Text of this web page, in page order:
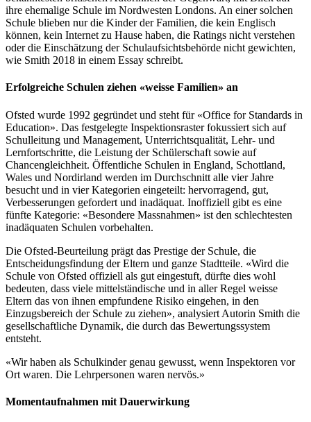
ihre ehemalige Schule im Nordwesten Londons. An einer solchen
Schule blieben nur die Kinder der Familien, die kein Englisch
können, kein Internet zu Hause haben, die Ratings nicht verstehen
oder die Einschätzung der Schulaufsichtsbehörde nicht gewichten,
wie Smith 2018 in einem Essay schreibt.
Erfolgreiche Schulen ziehen «weisse Familien» an
Ofsted wurde 1992 gegründet und steht für «Office for Standards in
Education». Das festgelegte Inspektionsraster fokussiert sich auf
Schulleitung und Management, Unterrichtsqualität, Lehr- und
Lernfortschritte, die Leistung der Schülerschaft sowie auf
Chancengleichheit. Öffentliche Schulen in England, Schottland,
Wales und Nordirland werden im Durchschnitt alle vier Jahre
besucht und in vier Kategorien eingeteilt: hervorragend, gut,
Verbesserungen gefordert und inadäquat. Inoffiziell gibt es eine
fünfte Kategorie: «Besondere Massnahmen» ist den schlechtesten
inadäquaten Schulen vorbehalten.
Die Ofsted-Beurteilung prägt das Prestige der Schule, die
Entscheidungsfindung der Eltern und ganze Stadtteile. «Wird die
Schule von Ofsted offiziell als gut eingestuft, dürfte dies wohl
bedeuten, dass viele mittelständische und in aller Regel weisse
Eltern das von ihnen empfundene Risiko eingehen, in den
Einzugsbereich der Schule zu ziehen», analysiert Autorin Smith die
gesellschaftliche Dynamik, die durch das Bewertungssystem
entsteht.
«Wir haben als Schulkinder genau gewusst, wenn Inspektoren vor
Ort waren. Die Lehrpersonen waren nervös.»
Momentaufnahmen mit Dauerwirkung